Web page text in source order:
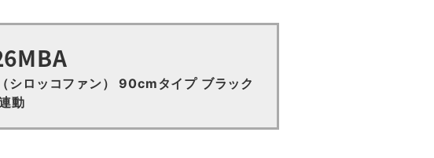
ロッコファン） 90cmタイプ ブラック
動